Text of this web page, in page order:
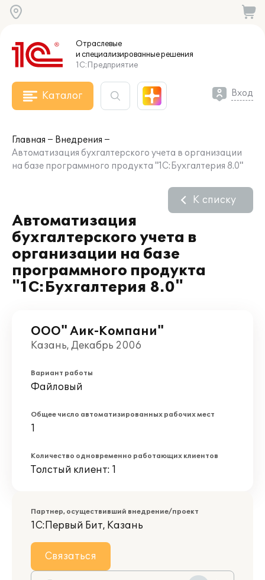
Отраслевые
и специализированныерешения
1С:Предприятие
Каталог Вход
Главная
Внедрения
Автоматизация бухгалтерского учета в организации
на базе программного продукта "1С:Бухгалтерия 8.0"
Автоматизация
бухгалтерского учета в
организации на базе
программного продукта
"1С:Бухгалтерия 8.0"
К списку
ООО" Аик-Компани"
Казань, Декабрь 2006
Вариант работы
Файловый
Общее число автоматизированных рабочих мест
1
Количество одновременно работающих клиентов
Толстый клиент: 1
Партнер, осуществивший внедрение/проект
1С:Первый Бит, Казань
Связаться